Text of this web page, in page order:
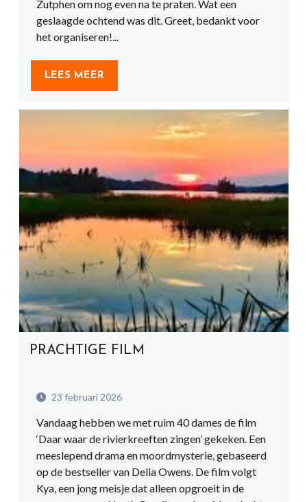
Zutphen om nog even na te praten. Wat een
geslaagde ochtend was dit. Greet, bedankt voor
het organiseren!...
LEES MEER
PRACHTIGE FILM
23 februari 2026
Vandaag hebben we met ruim 40 dames de film
‘Daar waar de rivierkreeften zingen’ gekeken. Een
meeslepend drama en moordmysterie, gebaseerd
op de bestseller van Delia Owens. De film volgt
Kya, een jong meisje dat alleen opgroeit in de